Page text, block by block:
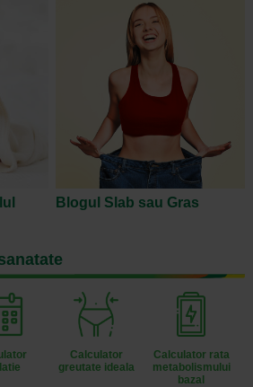
Blogul Slab sau Gras
Calculator
greutate ideala
Calculator rata
metabolismului
bazal